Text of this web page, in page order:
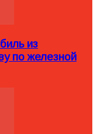
из
по железной